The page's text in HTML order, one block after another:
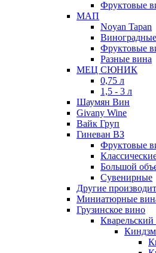
Фруктовые
МАП
Noyan Tapan
Фруктовые
Разные вина
МЕЦ СЮНИК
0,75 л
1,5 - 3 л
Шаумян Вин
Givany Wine
Вайк Груп
Гиневан ВЗ
Фруктовые
Большой
Сувенирные
Другие
Миниатюрные
Грузинское вино